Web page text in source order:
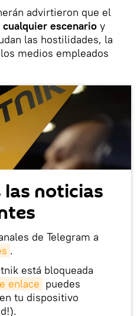
advirtieron que el
cualquier escenario y
las hostilidades, la
medios empleados
las noticias
de Telegram a
.
está bloqueada
enlace puedes
tu dispositivo